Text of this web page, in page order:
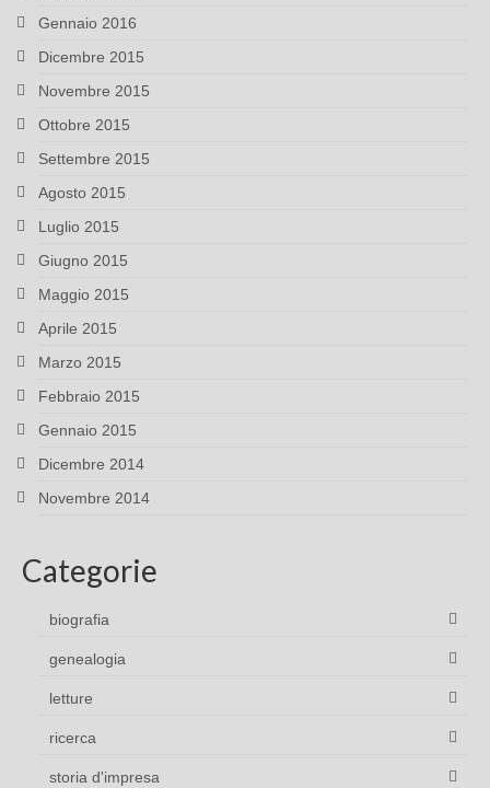
Gennaio 2016
Dicembre 2015
Novembre 2015
Ottobre 2015
Settembre 2015
Agosto 2015
Luglio 2015
Giugno 2015
Maggio 2015
Aprile 2015
Marzo 2015
Febbraio 2015
Gennaio 2015
Dicembre 2014
Novembre 2014
Categorie
biografia
genealogia
letture
ricerca
storia d'impresa